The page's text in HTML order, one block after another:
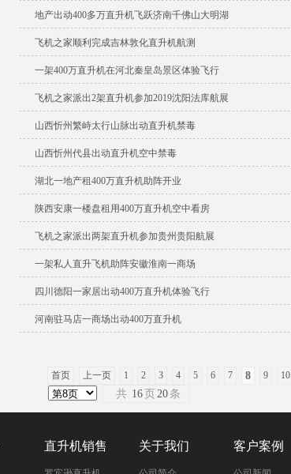
地产出动400多万直升机飞跃济南千佛山大明湖
飞机之家顺利完成吉林敦化直升机航测
一架400万直升机在河北秦皇岛景区体验飞行
飞机之家派出2架直升机参加2019沈阳法库航展
山西忻州繁峙太行山脉出动直升机禁毒
山西忻州代县出动直升机空中禁毒
湖北一地产租400万直升机助阵开业
陕西安康一楼盘租用400万直升机空中看房
飞机之家派出两架直升机参加贵州贵阳航展
一架私人直升飞机助阵安徽淮南一商场
四川德阳一家居出动400万直升机体验飞行
河南驻马店一商场出动400万直升机
首页 上一页 1 2 3 4 5 6 7 8 9 10
共 16 页 20 条
直升机销售 关于我们 客户案例